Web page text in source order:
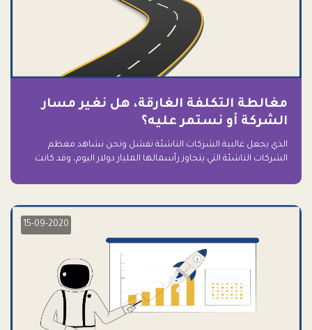
مغالطة التكلفة الغارقة، هل نغير مسار
الشركة أو نستمر عليه؟
الذي يجعل غالبية الشركات الناشئة تفشل ونحن نشاهد معظم
الشركات الناشئة التي يتجاوز رأسمالها المليار دولار اليوم، وقد كانت
15-09-2020